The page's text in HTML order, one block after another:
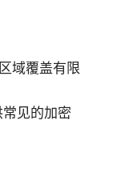
域覆盖有限
见的加密